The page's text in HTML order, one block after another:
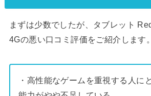
まずは少数でしたが、タブレット
4Gの悪い口コミ評価をご紹介します。
・高性能なゲームを重視する人に